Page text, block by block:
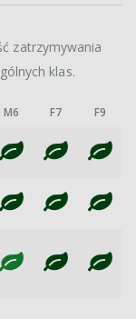
zatrzymywania
klas.
M6 F7 F9